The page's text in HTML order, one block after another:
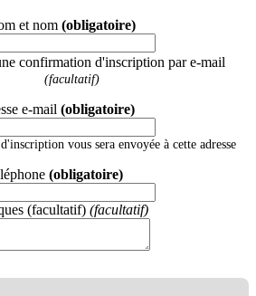
et nom (obligatoire)
confirmation d'inscription par e-mail
(facultatif)
e-mail (obligatoire)
vous sera envoyée à cette adresse
(obligatoire)
(facultatif) (facultatif)